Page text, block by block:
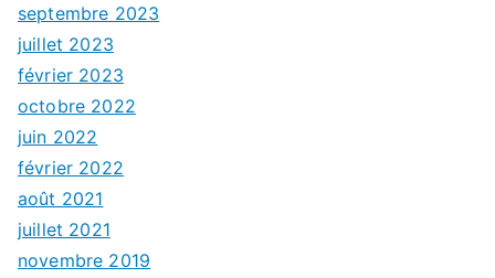
septembre 2023
juillet 2023
février 2023
octobre 2022
juin 2022
février 2022
août 2021
juillet 2021
novembre 2019